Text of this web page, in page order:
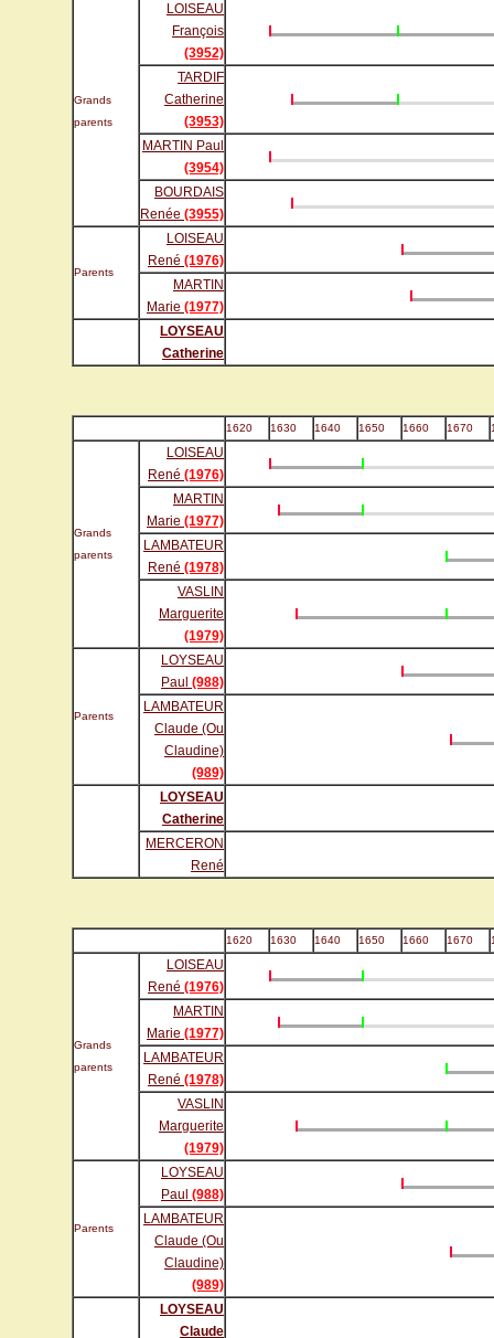
Grands
parents
LOISEAU
François
(3952)
TARDIF
Catherine
(3953)
MARTIN Paul
(3954)
BOURDAIS
Renée (3955)
Parents
LOISEAU
René (1976)
MARTIN
Marie (1977)
LOYSEAU
Catherine
1620 1630 1640 1650 1660 1670
Grands
parents
LOISEAU
René (1976)
MARTIN
Marie (1977)
LAMBATEUR
René (1978)
VASLIN
Marguerite
(1979)
Parents
LOYSEAU
Paul (988)
LAMBATEUR
Claude (Ou
Claudine)
(989)
LOYSEAU
Catherine
MERCERON
René
1620 1630 1640 1650 1660 1670
Grands
parents
LOISEAU
René (1976)
MARTIN
Marie (1977)
LAMBATEUR
René (1978)
VASLIN
Marguerite
(1979)
Parents
LOYSEAU
Paul (988)
LAMBATEUR
Claude (Ou
Claudine)
(989)
LOYSEAU
Claude